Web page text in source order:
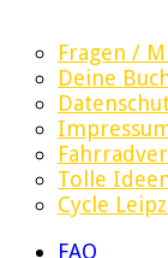
Fragen /
Deine
Tolle
Cycle
FAQ